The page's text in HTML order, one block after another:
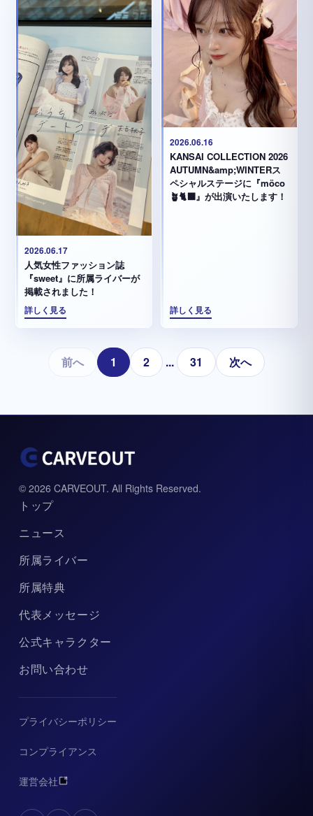
2026.06.17
人気女性ファッション誌
『sweet』に所属ライバーが
掲載されました！
詳しく見る
2026.06.16
KANSAI COLLECTION 2026
AUTUMN&amp;WINTERス
ペシャルステージに『möco
🪴🐈‍⬛』が出演いたします！
詳しく見る
前へ 1 2 ... 31 次へ
© 2026 CARVEOUT. All Rights Reserved.
トップ
ニュース
所属ライバー
所属特典
代表メッセージ
公式キャラクター
お問い合わせ
プライバシーポリシー
コンプライアンス
運営会社